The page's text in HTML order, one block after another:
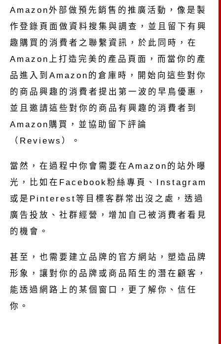
Amazon外部做預先銷售的推廣活動，像是製
作登錄頁面做資料搜集與調查，並且留下有興
趣購買的消費者之聯繫資訊，於此同時，在
Amazon上打造完美的產品頁面，而當你的產
品進入到Amazon的倉庫時，開始向這些對你
的商品興趣的消費者提出第一波的早鳥優惠，
並且邀請這些對你的商品有興趣的消費者到
Amazon購買，並協助留下評論
（Reviews）。
當然，在過程中你會需要在Amazon的站外曝
光，比如在Facebook粉絲專頁、Instagram
或是Pinterest等目標客群常出沒之處，透過
廣告投放、社群經營，增加自己被消費者看見
的機會。
甚至，也需要建立品牌的官方網站，塑造品牌
形象，讓對你的品牌或商品陌生的潛在顧客，
能透過網路上的某個窗口，更了解你、信任
你。